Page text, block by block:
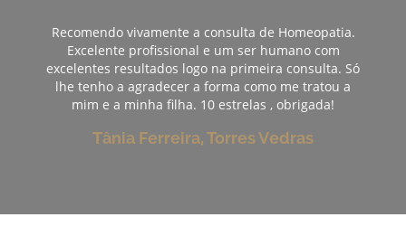
Recomendo vivamente a consulta de Homeopatia.
Excelente profissional e um ser humano com
excelentes resultados logo na primeira consulta. Só
lhe tenho a agradecer a forma como me tratou a
mim e a minha filha. 10 estrelas , obrigada!
Tânia Ferreira, Torres Vedras